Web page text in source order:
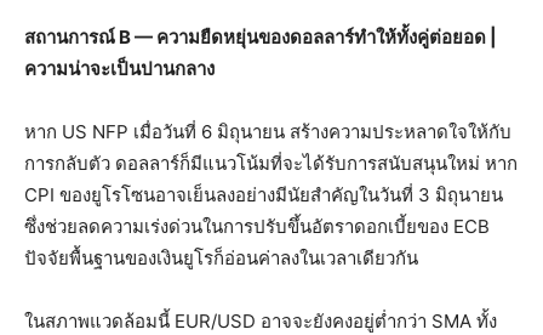
สถานการณ์ B — ความยืดหยุ่นของดอลลาร์ทำให้ทั้งคู่ต่อยอด |
ความน่าจะเป็นปานกลาง
หาก US NFP เมื่อวันที่ 6 มิถุนายน สร้างความประหลาดใจให้กับ
การกลับตัว ดอลลาร์ก็มีแนวโน้มที่จะได้รับการสนับสนุนใหม่ หาก
CPI ของยูโรโซนอาจเย็นลงอย่างมีนัยสำคัญในวันที่ 3 มิถุนายน
ซึ่งช่วยลดความเร่งด่วนในการปรับขึ้นอัตราดอกเบี้ยของ ECB
ปัจจัยพื้นฐานของเงินยูโรก็อ่อนค่าลงในเวลาเดียวกัน
ในสภาพแวดล้อมนี้ EUR/USD อาจจะยังคงอยู่ต่ำกว่า SMA ทั้ง